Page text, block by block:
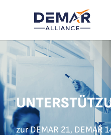
zur DEMAR 21, DEMAR